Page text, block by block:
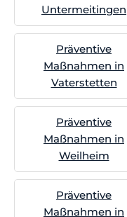
Untermeitingen
Präventive
Maßnahmen in
Vaterstetten
Präventive
Maßnahmen in
Weilheim
Präventive
Maßnahmen in